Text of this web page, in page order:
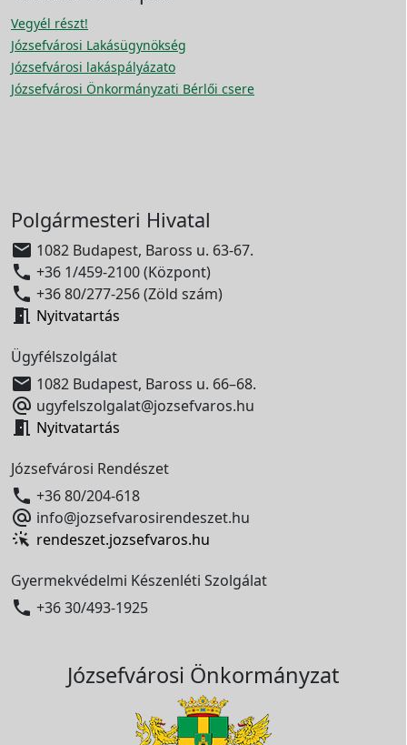
Vegyél részt!
Józsefvárosi Lakásügynökség
Józsefvárosi lakáspályázato
Józsefvárosi Önkormányzati Bérlői csere
Polgármesteri Hivatal
 1082 Budapest, Baross u. 63-67.
 +36 1/459-2100 (Központ)
 +36 80/277-256 (Zöld szám)
 Nyitvatartás
Ügyfélszolgálat
 1082 Budapest, Baross u. 66–68.
 ugyfelszolgalat@jozsefvaros.hu
 Nyitvatartás
Józsefvárosi Rendészet
 +36 80/204-618
 info@jozsefvarosirendeszet.hu
rendeszet.jozsefvaros.hu
Gyermekvédelmi Készenléti Szolgálat
 +36 30/493-1925
Józsefvárosi Önkormányzat